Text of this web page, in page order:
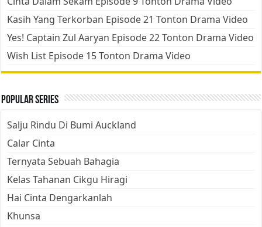
Kasih Yang Terkorban Episode 21 Tonton Drama Video
Yes! Captain Zul Aaryan Episode 22 Tonton Drama Video
Wish List Episode 15 Tonton Drama Video
Popular Series
Salju Rindu Di Bumi Auckland
Calar Cinta
Ternyata Sebuah Bahagia
Kelas Tahanan Cikgu Hiragi
Hai Cinta Dengarkanlah
Khunsa